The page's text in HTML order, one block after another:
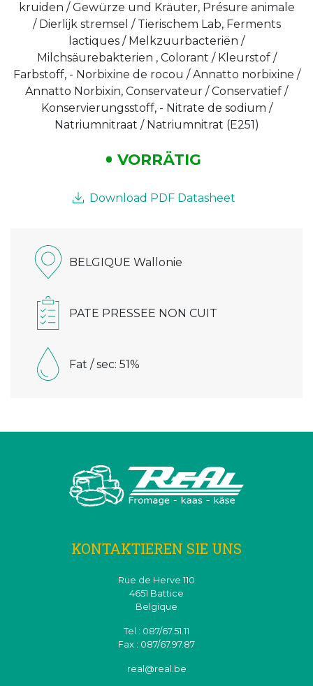
kruiden / Gewürze und Kräuter, Présure animale
/ Dierlijk stremsel / Tierischem Lab, Ferments
lactiques / Melkzuurbacteriën /
Milchsäurebakterien , Colorant / Kleurstof /
Farbstoff, - Norbixine de rocou / Annatto norbixine /
Annatto Norbixin, Conservateur / Conservatief /
Konservierungsstoff, - Nitrate de sodium /
Natriumnitraat / Natriumnitrat (E251)
VORRÄTIG
Download PDF Datasheet
BELGIQUE Wallonie
PATE PRESSEE NON CUIT
Fat / sec: 51%
KONTAKTIEREN SIE UNS
Rue de Herve 110
4651 Battice
Belgique
Tel : 087/67.51.11
Fax : 087/67.97.87
real@real.be